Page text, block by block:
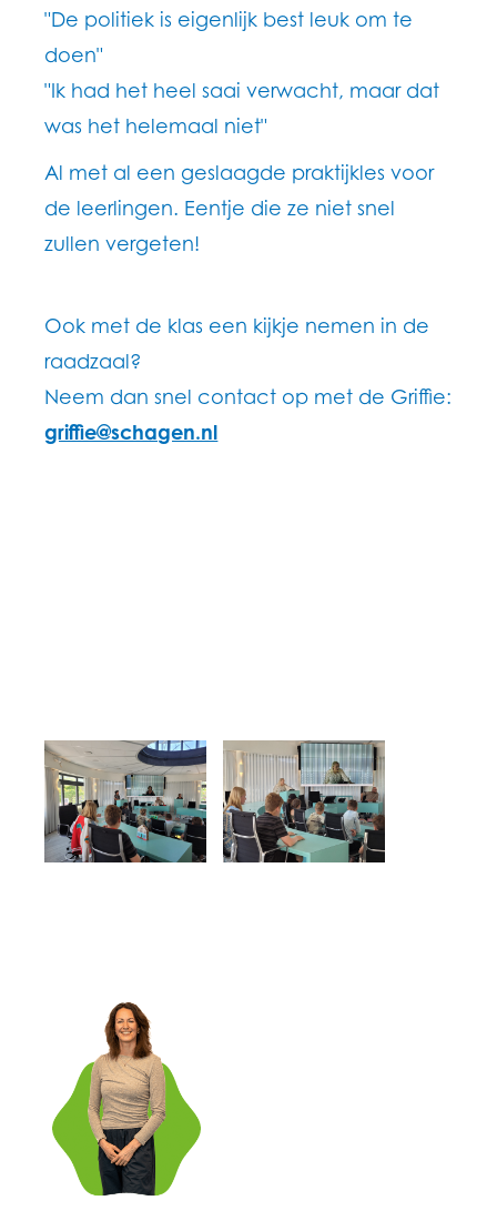
"De politiek is eigenlijk best leuk om te
doen"
"Ik had het heel saai verwacht, maar dat
was het helemaal niet"
Al met al een geslaagde praktijkles voor
de leerlingen. Eentje die ze niet snel
zullen vergeten!
Ook met de klas een kijkje nemen in de
raadzaal?
Neem dan snel contact op met de Griffie:
griffie@schagen.nl